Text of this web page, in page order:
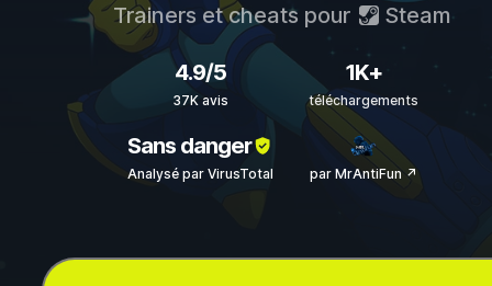
Trainers et cheats pour Steam
4.9/5
37K avis
1K+
téléchargements
Sans danger
Analysé par VirusTotal par MrAntiFun ↗